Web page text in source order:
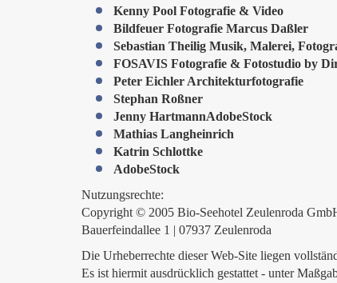
Kenny Pool Fotografie & Video
Bildfeuer Fotografie Marcus Daßler
Sebastian Theilig Musik, Malerei,
FOSAVIS Fotografie & Fotostudio by
Peter Eichler Architekturfotografie
Stephan Roßner
Jenny HartmannAdobeStock
Mathias Langheinrich
Katrin Schlottke
AdobeStock
Nutzungsrechte:
Copyright © 2005 Bio-Seehotel Zeulenroda
Bauerfeindallee 1 | 07937 Zeulenroda
Die Urheberrechte dieser Web-Site liegen
Es ist hiermit ausdrücklich gestattet - unter